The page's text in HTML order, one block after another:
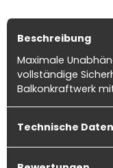
Beschreibung
Maximale
vollständige
Balkonkraftwerk
Technische Daten